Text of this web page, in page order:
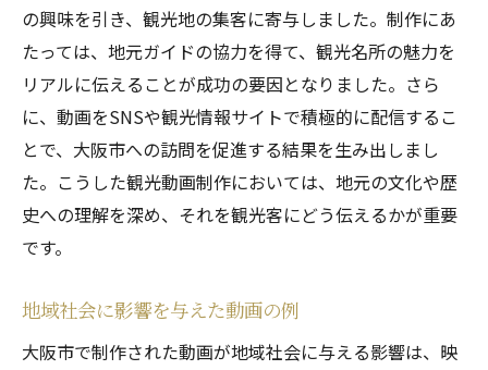
の興味を引き、観光地の集客に寄与しました。制作にあ
たっては、地元ガイドの協力を得て、観光名所の魅力を
リアルに伝えることが成功の要因となりました。さら
に、動画をSNSや観光情報サイトで積極的に配信するこ
とで、大阪市への訪問を促進する結果を生み出しまし
た。こうした観光動画制作においては、地元の文化や歴
史への理解を深め、それを観光客にどう伝えるかが重要
です。
地域社会に影響を与えた動画の例
大阪市で制作された動画が地域社会に与える影響は、映